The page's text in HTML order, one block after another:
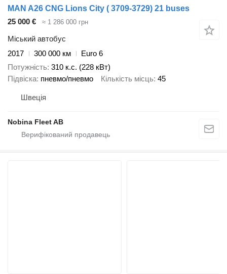
MAN A26 CNG Lions City ( 3709-3729) 21 buses
25 000 €
≈ 1 286 000 грн
Міський автобус
2017
300 000 км
Euro 6
Потужність 310 к.с. (228 кВт)
Підвіска пневмо/пневмо Кількість місць 45
Швеція
Nobina Fleet AB